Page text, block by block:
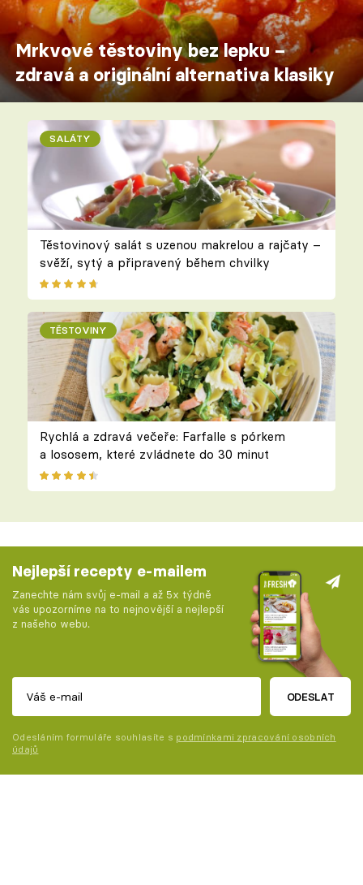
Mrkvové těstoviny bez lepku –
zdravá a originální alternativa klasiky
SALÁTY
Těstovinový salát s uzenou makrelou a rajčaty –
svěží, sytý a připravený během chvilky
TĚSTOVINY
Rychlá a zdravá večeře: Farfalle s pórkem
a lososem, které zvládnete do 30 minut
Nejlepší recepty e-mailem
Zanechte nám svůj e-mail a až 5x týdně
vás upozorníme na to nejnovější a nejlepší
z našeho webu.
ODESLAT
Odesláním formuláře souhlasíte s podmínkami zpracování osobních
údajů